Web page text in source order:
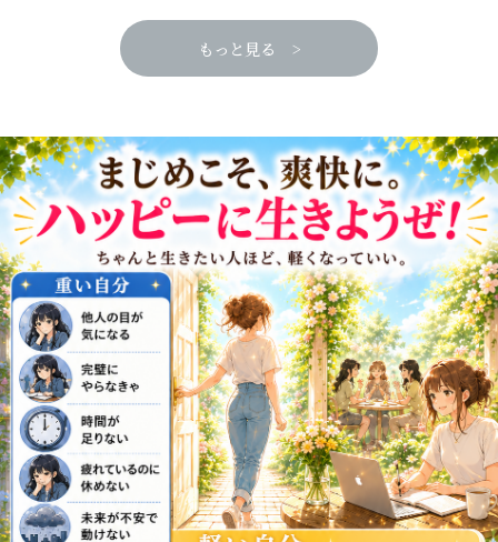
ップデート
もっと見る >